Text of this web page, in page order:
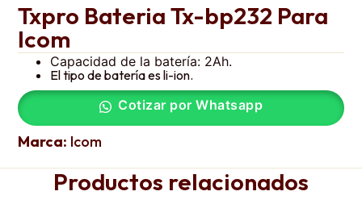
Txpro Bateria Tx-bp232 Para
Icom
Capacidad de la batería: 2Ah.
El tipo de batería es li-ion.
Cotizar por Whatsapp
Marca: Icom
Productos relacionados